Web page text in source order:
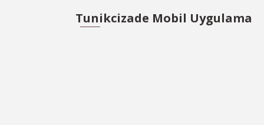
Tunikcizade Mobil Uygulama